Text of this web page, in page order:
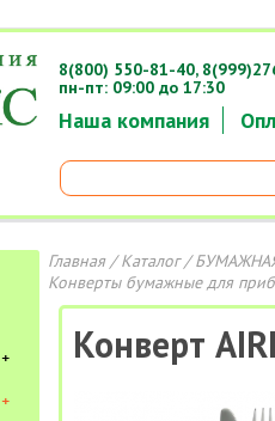
Наша компания
8(800) 550-81-40,
пн-пт: 09:00 до 17:30
Главная/Каталог/
Конверты бумажные для
Конверт